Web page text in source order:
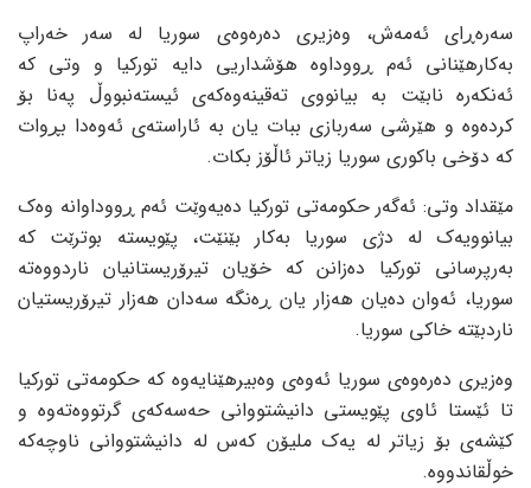
سەرەڕای ئەمەش، وەزیری دەرەوەی سوریا لە سەر خەراپ
بەکارهێنانی ئەم ڕووداوە هۆشداریی دایە تورکیا و وتی کە
ئەنکەرە نابێت بە بیانووی تەقینەوەکەی ئیستەنبووڵ پەنا بۆ
کردەوە و هێرشی سەربازی ببات یان بە ئاراستەی ئەوەدا بڕوات
کە دۆخی باکوری سوریا زیاتر ئاڵۆز بکات.
مێقداد وتی: ئەگەر حکومەتی تورکیا دەیەوێت ئەم ڕووداوانە وەک
بیانوویەک لە دژی سوریا بەکار بێنێت، پێویستە بوترێت کە
بەرپرسانی تورکیا دەزانن کە خۆیان تیرۆریستانیان ناردووەتە
سوریا، ئەوان دەیان هەزار یان ڕەنگە سەدان هەزار تیرۆریستیان
ناردبێتە خاکی سوریا.
وەزیری دەرەوەی سوریا ئەوەی وەبیرهێنایەوە کە حکومەتی تورکیا
تا ئێستا ئاوی پێویستی دانیشتووانی حەسەکەی گرتووەتەوە و
کێشەی بۆ زیاتر لە یەک ملیۆن کەس لە دانیشتووانی ناوچەکە
خوڵقاندووە.